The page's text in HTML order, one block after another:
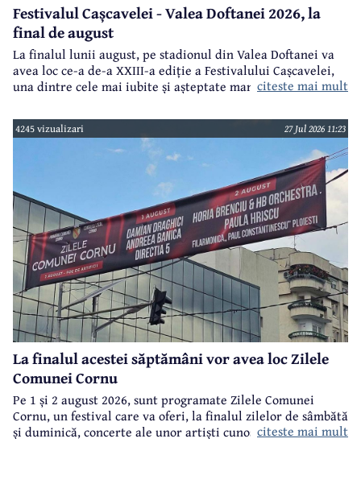
Festivalul Cașcavelei - Valea Doftanei 2026, la
final de august
La finalul lunii august, pe stadionul din Valea Doftanei va
avea loc ce-a de-a XXIII-a ediție a Festivalului Cașcavelei,
una dintre cele mai iubite și așteptate manifestări de acest
citeste mai mult
4245 vizualizari 27 Jul 2026 11:23
La finalul acestei săptămâni vor avea loc Zilele
Comunei Cornu
Pe 1 și 2 august 2026, sunt programate Zilele Comunei
Cornu, un festival care va oferi, la finalul zilelor de sâmbătă
și duminică, concerte ale unor artiști cunoscuți.citeste mai mult